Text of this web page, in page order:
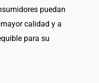
puedan
calidad y a
para su